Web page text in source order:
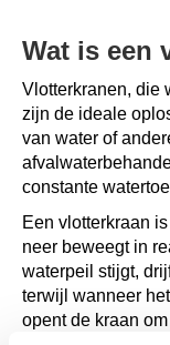
Wat is een
Vlotterkranen, die
zijn de ideale
van water of
constante
Een vlotterkraan
neer beweegt in
waterpeil stijgt,
terwijl wanneer
opent de kraan